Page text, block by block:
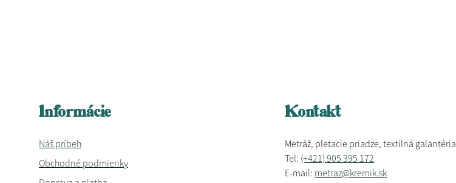
Informácie
Náš príbeh
Obchodné podmienky
Kontakt
Metráž, pletacie priadze, textilná galantéria
Tel: (+421) 905 395 172
E-mail: metraz@kremik.sk